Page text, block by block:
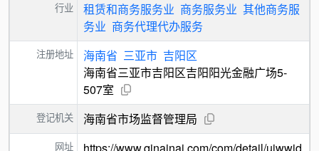
行业 租赁和商务服务业 商务服务业 其他商务服
务业 商务代理代办服务
注册地址 海南省 三亚市 吉阳区
海南省三亚市吉阳区吉阳阳光金融广场5-
507室
登记机关 海南省市场监督管理局
网址